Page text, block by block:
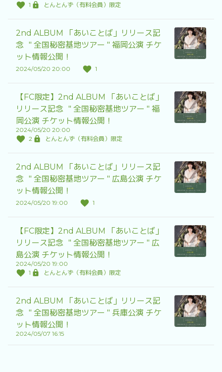
1
とんとんず（有料会員）限定
2nd ALBUM 「あいことば」リリース記
念 " 全国秘密基地ツアー " 福岡公演 チケ
ット情報公開！
2024/05/20 20:00 1
【FC限定】2nd ALBUM 「あいことば」
リリース記念 " 全国秘密基地ツアー " 福
岡公演 チケット情報公開！
2024/05/20 20:00
2
とんとんず（有料会員）限定
2nd ALBUM 「あいことば」リリース記
念 " 全国秘密基地ツアー " 広島公演 チケ
ット情報公開！
2024/05/20 19:00 1
【FC限定】2nd ALBUM 「あいことば」
リリース記念 " 全国秘密基地ツアー " 広
島公演 チケット情報公開！
2024/05/20 19:00
1
とんとんず（有料会員）限定
2nd ALBUM 「あいことば」リリース記
念 " 全国秘密基地ツアー " 兵庫公演 チケ
ット情報公開！
2024/05/07 16:15